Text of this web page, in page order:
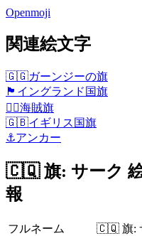
Openmoji
関連絵文字
🇬🇬ガーンジーの旗
🏴󠁧󠁢󠁥󠁮󠁧󠁿 イングランド国旗
🏴‍☠️海賊旗
🇬🇧イギリス国旗
⚓アンカー
🇨🇶 旗: サーク
報
フルネーム
🇨🇶 旗: